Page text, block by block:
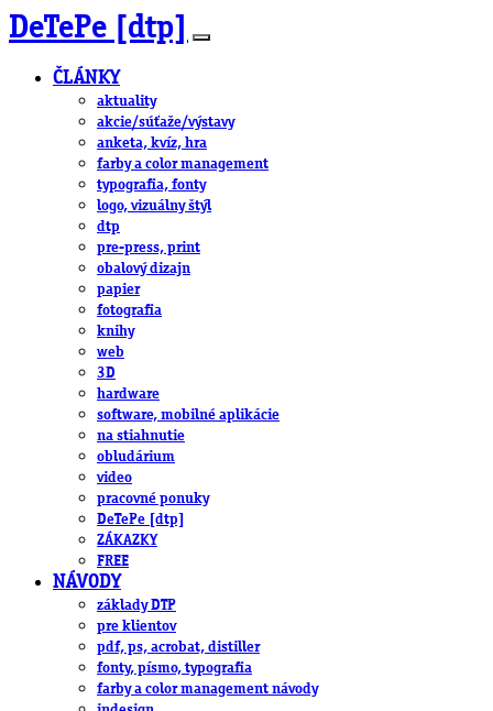
DeTePe [dtp]
ČLÁNKY
aktuality
akcie/súťaže/výstavy
anketa, kvíz, hra
farby a color management
typografia, fonty
logo, vizuálny štýl
dtp
pre-press, print
obalový dizajn
papier
fotografia
knihy
web
3D
hardware
software, mobilné aplikácie
na stiahnutie
obludárium
video
pracovné ponuky
DeTePe [dtp]
ZÁKAZKY
FREE
NÁVODY
základy DTP
pre klientov
pdf, ps, acrobat, distiller
fonty, písmo, typografia
farby a color management návody